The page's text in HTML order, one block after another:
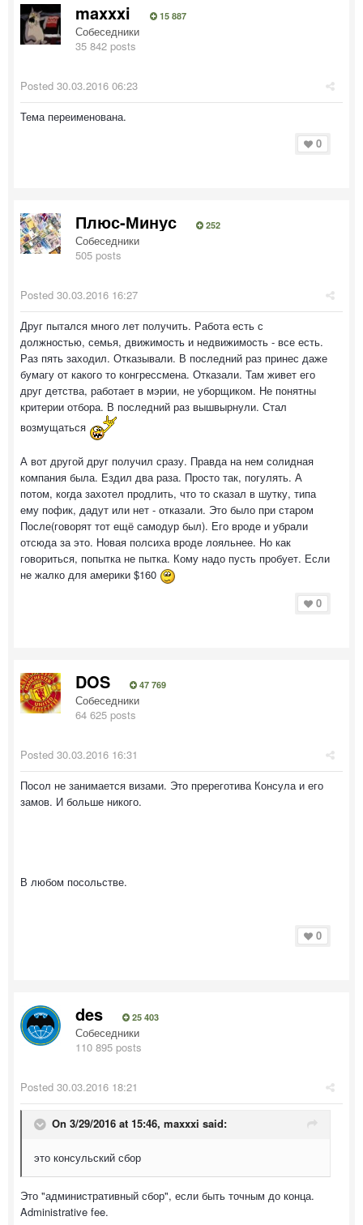
maxxxi 15 887
Собеседники
35 842 posts
Posted 30.03.2016 06:23
Тема переименована.
0
Плюс-Минус 252
Собеседники
505 posts
Posted 30.03.2016 16:27
Друг пытался много лет получить. Работа есть с
должностью, семья, движимость и недвижимость - все есть.
Раз пять заходил. Отказывали. В последний раз принес даже
бумагу от какого то конгрессмена. Отказали. Там живет его
друг детства, работает в мэрии, не уборщиком. Не понятны
критерии отбора. В последний раз вышвырнули. Стал
возмущаться
А вот другой друг получил сразу. Правда на нем солидная
компания была. Ездил два раза. Просто так, погулять. А
потом, когда захотел продлить, что то сказал в шутку, типа
ему пофик, дадут или нет - отказали. Это было при старом
После(говорят тот ещё самодур был). Его вроде и убрали
отсюда за это. Новая полсиха вроде лояльнее. Но как
говориться, попытка не пытка. Кому надо пусть пробует. Если
не жалко для америки $160
0
DOS 47 769
Собеседники
64 625 posts
Posted 30.03.2016 16:31
Посол не занимается визами. Это пререготива Консула и его
замов. И больше никого.
В любом посольстве.
0
des 25 403
Собеседники
110 895 posts
Posted 30.03.2016 18:21
On 3/29/2016 at 15:46, maxxxi said:
это консульский сбор
Это "административный сбор", если быть точным до конца.
Administrative fee.